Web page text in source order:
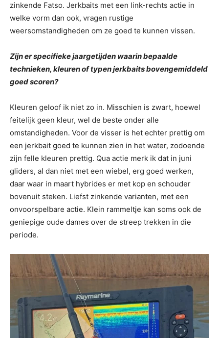
zinkende Fatso. Jerkbaits met een link-rechts actie in
welke vorm dan ook, vragen rustige
weersomstandigheden om ze goed te kunnen vissen.
Zijn er specifieke jaargetijden waarin bepaalde
technieken, kleuren of typen jerkbaits bovengemiddeld
goed scoren?
Kleuren geloof ik niet zo in. Misschien is zwart, hoewel
feitelijk geen kleur, wel de beste onder alle
omstandigheden. Voor de visser is het echter prettig om
een jerkbait goed te kunnen zien in het water, zodoende
zijn felle kleuren prettig. Qua actie merk ik dat in juni
gliders, al dan niet met een wiebel, erg goed werken,
daar waar in maart hybrides er met kop en schouder
bovenuit steken. Liefst zinkende varianten, met een
onvoorspelbare actie. Klein rammeltje kan soms ook de
geniepige oude dames over de streep trekken in die
periode.